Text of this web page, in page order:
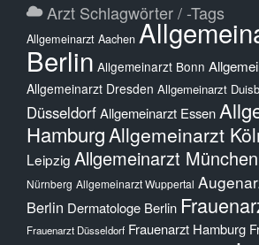
Arzt Schlagwörter / -Tags
Allgemeinarzt Aachen
Berlin Allgemeinarzt Bonn
Allgemeinarzt Dresden Allgemeinarzt
DüsseldorfAllgemeinarzt Essen
HamburgAllgemeinarzt
Leipzig Allgemeinarzt München
Nürnberg Allgemeinarzt Wuppertal
Berlin Dermatologe Berlin
Frauenarzt Düsseldorf Frauenarzt Hamburg